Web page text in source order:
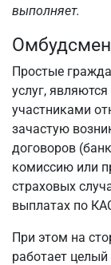
выполняет.
Простые
услуг,
участниками
зачастую
договоров
комиссию или
страховых
выплатах по
При этом на
работает